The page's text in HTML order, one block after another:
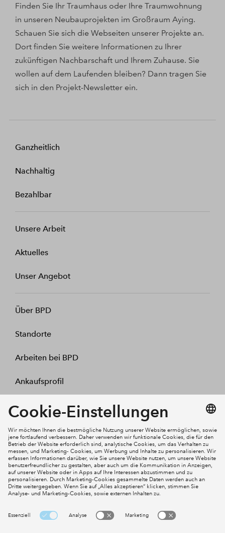
Finden Sie Ihr Traumhaus oder Ihre Traumwohnung
in unseren Neubauprojekten im Großraum Aying.
Schauen Sie sich die Webseiten unserer Projekte an.
Dort finden Sie weitere Informationen zu Ihrer
zukünftigen Nachbarschaft und Ihrem Zuhause. Sie
wollen auf dem Laufenden bleiben? Dann tragen Sie
sich in den Projekt-Newsletter ein.
Ganzheitlich
Nachhaltig
Bezahlbar
Unsere Arbeit
Aktuelles
Unser Angebot
Über BPD
Standorte
Arbeiten bei BPD
Ankaufsprofil
Kontakt
Mein Konto
Social Media